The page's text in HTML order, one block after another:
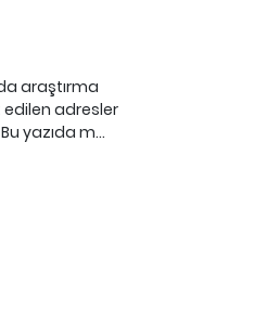
araştırma
edilen adresler
yazıda m...